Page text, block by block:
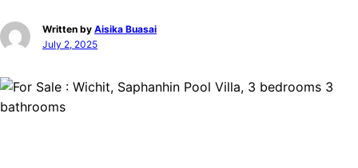
Written by Aisika Buasai
July 2, 2025